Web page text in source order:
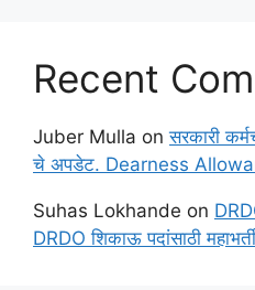
Recent
Juber Mulla onसरकारी
चे अपडेट. Dearness
Suhas Lokhande on
DRDO शिकाऊ पदांसाठी